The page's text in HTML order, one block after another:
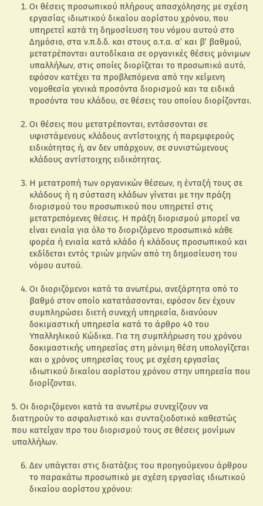
Οι θέσεις προσωπικού πλήρους απασχόλησης με σχέση
εργασίας ιδιωτικού δικαίου αορίστου χρόνου, που
υπηρετεί κατά τη δημοσίευση του νόμου αυτού στο
Δημόσιο, στα ν.π.δ.δ. και στους ο.τ.α. α’ και β’ βαθμού,
μετατρέπονται αυτοδίκαια σε οργανικές θέσεις μόνιμων
υπαλλήλων, στις οποίες διορίζεται το προσωπικό αυτό,
εφόσον κατέχει τα προβλεπόμενα από την κείμενη
νομοθεσία γενικά προσόντα διορισμού και τα ειδικά
προσόντα του κλάδου, σε θέσεις του οποίου διορίζονται.
Οι θέσεις που μετατρέπονται, εντάσσονται σε
υφιστάμενους κλάδους αντίστοιχης ή παρεμφερούς
ειδικότητας ή, αν δεν υπάρχουν, σε συνιστώμενους
κλάδους αντίστοιχης ειδικότητας.
Η μετατροπή των οργανικών θέσεων, η ένταξή τους σε
κλάδους ή η σύσταση κλάδων γίνεται με την πράξη
διορισμού του προσωπικού που υπηρετεί στις
μετατρεπόμενες θέσεις. Η πράξη διορισμού μπορεί να
είναι ενιαία για όλο το διοριζόμενο προσωπικό κάθε
φορέα ή ενιαία κατά κλάδο ή κλάδους προσωπικού και
εκδίδεται εντός τριών μηνών από τη δημοσίευση του
νόμου αυτού.
Οι διοριζόμενοι κατά τα ανωτέρω, ανεξάρτητα οπό το
βαθμό στον οποίο κατατάσσονται, εφόσον δεν έχουν
συμπληρώσει διετή συνεχή υπηρεσία, διανύουν
δοκιμαστική υπηρεσία κατά το άρθρο 40 του
Υπαλληλικού Κώδικα. Για τη συμπλήρωση του χρόνου
δοκιμαστικής υπηρεσίας στη μόνιμη θέση υπολογίζεται
και ο χρόνος υπηρεσίας τους με σχέση εργασίας
ιδιωτικού δικαίου αορίστου χρόνου στην υπηρεσία που
διορίζονται.
5. Οι διοριζόμενοι κατά τα ανωτέρω συνεχίζουν να
διατηρούν το ασφαλιστικό και συνταξιοδοτικό καθεστώς
που κατείχαν προ του διορισμού τους σε θέσεις μονίμων
υπαλλήλων.
Δεν υπάγεται στις διατάξεις του προηγούμενου άρθρου
το παρακάτω προσωπικό με σχέση εργασίας ιδιωτικού
δικαίου αορίστου χρόνου: